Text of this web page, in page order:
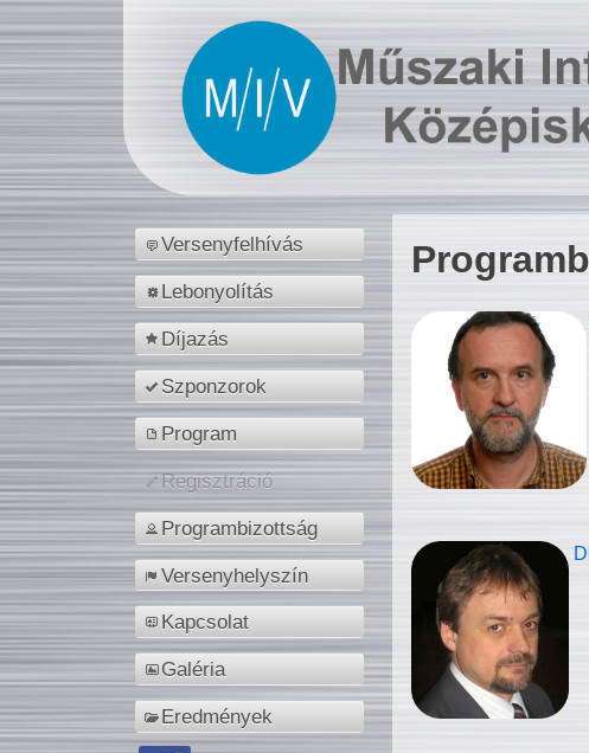
Versenyfelhívás
Lebonyolítás
Díjazás
Szponzorok
Program
Regisztráció
Programbizottság
Versenyhelyszín
Kapcsolat
Galéria
Eredmények